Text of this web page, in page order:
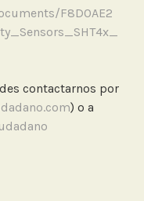
F8D0AE2
contactarnos por
) o a